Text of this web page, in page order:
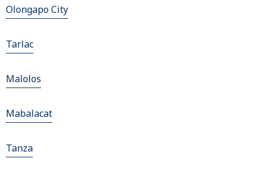
Olongapo City
Tarlac
Malolos
Mabalacat
Tanza